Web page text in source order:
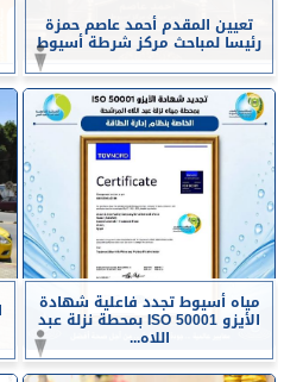
تعيين المقدم أحمد عاصم حمزة
رئيسا لمباحث مركز شرطة أسيوط
مياه أسيوط تجدد فاعلية شهادة
الأيزو ISO 50001 بمحطة نزلة عبد
اللاه...